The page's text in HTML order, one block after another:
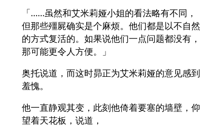
「……虽然和艾米莉娅小姐的看法略有不同，
但那些殭屍确实是个麻烦。他们都是以不自然
的方式复活的。如果说他们一点问题都没有，
那可能更令人方便。」
奥托说道，而这时昴正为艾米莉娅的意见感到
羞愧。
他一直静观其变，此刻他倚着要塞的墙壁，仰
望着天花板，说道，